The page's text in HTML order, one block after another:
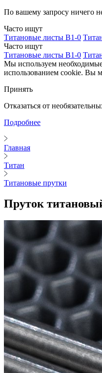
По вашему запросу ничего
Часто ищут
Титановые листы В1-0
Часто ищут
Титановые листы В1-0
Мы используем
использованием cookie. Вы
Принять
Отказаться от
Подробнее
Главная
Титан
Титановые прутки
Пруток